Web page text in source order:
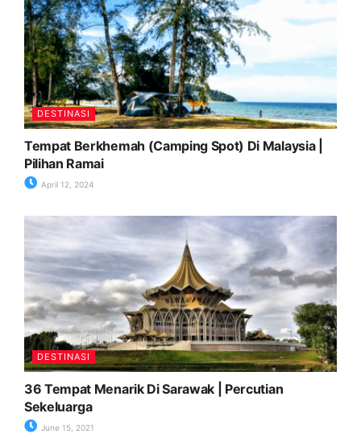
DESTINASI
Tempat Berkhemah (Camping Spot) Di Malaysia |
Pilihan Ramai
April 12, 2024
DESTINASI
36 Tempat Menarik Di Sarawak | Percutian
Sekeluarga
June 15, 2021